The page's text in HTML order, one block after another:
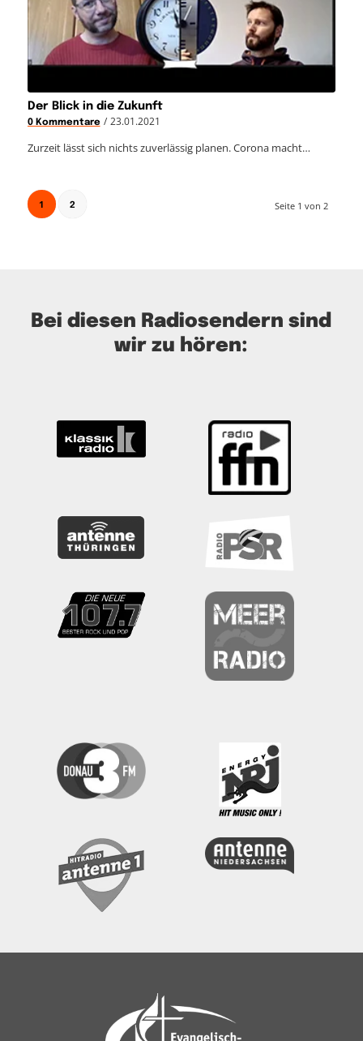
Der Blick in die Zukunft
0 Kommentare / 23.01.2021
Zurzeit lässt sich nichts zuverlässig planen. Corona macht…
Seite 1 von 2
1 2
Bei diesen Radiosendern sind
wir zu hören: